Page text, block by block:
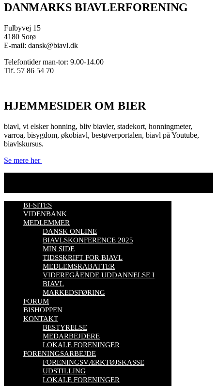
DANMARKS BIAVLERFORENING
Fulbyvej 15
4180 Sorø
E-mail: dansk@biavl.dk
Telefontider man-tor: 9.00-14.00
Tlf. 57 86 54 70
HJEMMESIDER OM BIER
biavl, vi elsker honning, bliv biavler, stadekort, honningmeter,
varroa, bisygdom, økobiavl, bestøverportalen, biavl på Youtube,
biavlskursus.
Se mere her
BI-SITES
VIDENBANK
MEDLEMMER
DANSK ONLINE
BIAVLSKONFERENCE 2025
MIN SIDE
TIDSSKRIFT FOR BIAVL
MEDLEMSRABATTER
VIDEREGÅENDE UDDANNELSE I
BIAVL
MARKEDSFØRING
FORUM
BISHOPPEN
KONTAKT
BESTYRELSE
MEDARBEJDERE
LOKALE FORENINGER
FORENINGSARBEJDE
FORENINGSVÆRKTØJSKASSE
UDSTILLING
LOKALE FORENINGER